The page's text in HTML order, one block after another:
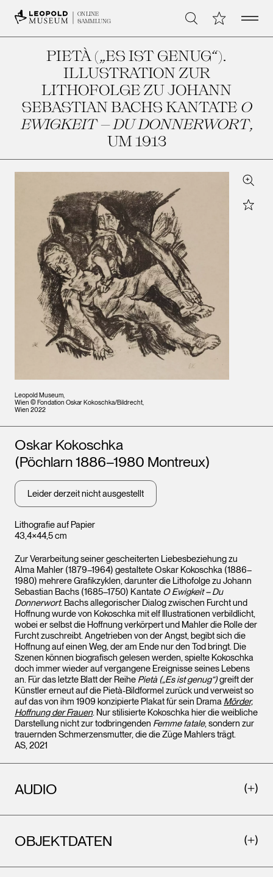
ONLINE
SAMMLUNG
Suche Meine Open
PIETÀ („ES IST GENUG“).
ILLUSTRATION ZUR
LITHOFOLGE ZU JOHANN
SEBASTIAN BACHS KANTATE O
EWIGKEIT – DU DONNERWORT,
UM 1913
Leopold Museum,
Wien © Fondation Oskar Kokoschka/Bildrecht,
Wien 2022
Zoom
Star
Lithografie auf Papier
43,4×44,5 cm
Künstler*innen
Oskar Kokoschka
(Pöchlarn 1886–1980 Montreux)
Leider derzeit nicht ausgestellt
Zur Verarbeitung seiner gescheiterten Liebesbeziehung zu
Alma Mahler (1879–1964) gestaltete Oskar Kokoschka (1886–
1980) mehrere Grafikzyklen, darunter die Lithofolge zu Johann
Sebastian Bachs (1685–1750) Kantate O Ewigkeit – Du
Donnerwort. Bachs allegorischer Dialog zwischen Furcht und
Hoffnung wurde von Kokoschka mit elf Illustrationen verbildlicht,
wobei er selbst die Hoffnung verkörpert und Mahler die Rolle der
Furcht zuschreibt. Angetrieben von der Angst, begibt sich die
Hoffnung auf einen Weg, der am Ende nur den Tod bringt. Die
Szenen können biografisch gelesen werden, spielte Kokoschka
doch immer wieder auf vergangene Ereignisse seines Lebens
an. Für das letzte Blatt der Reihe Pietà („Es ist genug“)greift der
Künstler erneut auf die Pietà-Bildformel zurück und verweist so
auf das von ihm 1909 konzipierte Plakat für sein Drama Mörder,
Hoffnung der Frauen. Nur stilisierte Kokoschka hier die weibliche
Darstellung nicht zur todbringenden Femme fatale, sondern zur
trauernden Schmerzensmutter, die die Züge Mahlers trägt.
AS, 2021
AUDIO
OBJEKTDATEN